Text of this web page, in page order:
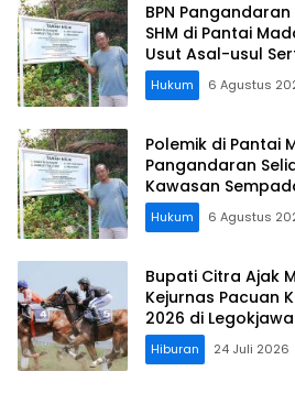
BPN
SHM di Pantai
Usut Asal-usul
Hukum 6 Agustus
Polemik di Pantai
Pangandaran
Kawasan
Hukum 6 Agustus
Bupati Citra Ajak
Kejurnas Pacuan
2026 di Legokjawa
Hiburan 24 Juli 2026